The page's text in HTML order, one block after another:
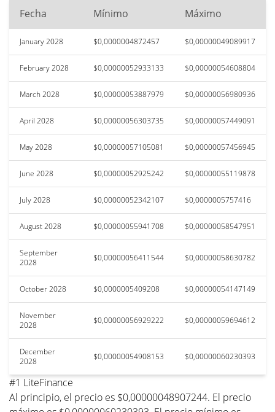
Fecha Mínimo Máximo
January 2028 $0,0000004872457 $0,00000049089917
February 2028 $0,00000052933133 $0,00000054608804
March 2028 $0,00000053887979 $0,00000056980936
April 2028 $0,00000056303735 $0,00000057449091
May 2028 $0,00000057105081 $0,00000057456945
June 2028 $0,00000052925242 $0,00000055119878
July 2028 $0,00000052342107 $0,0000005757416
August 2028 $0,00000055941708 $0,00000058547951
September
2028
$0,00000056411544 $0,00000058630782
October 2028 $0,0000005409208 $0,00000054147149
November
2028
$0,00000056929222 $0,00000059694612
December
2028
$0,00000054908153 $0,00000060230393
#1 LiteFinance
Al principio, el precio es $0,00000048907244. El precio